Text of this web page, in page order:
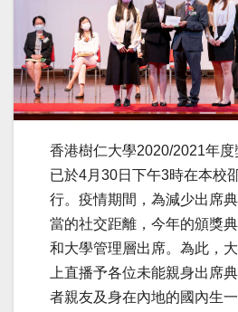
香港樹仁大學2020/2021年
已於4月30日下午3時在本校
行。疫情期間，為減少出席
當的社交距離，今年的頒獎
和大學管理層出席。為此，
上直播予各位未能親身出席
者親友及身在內地的國內生